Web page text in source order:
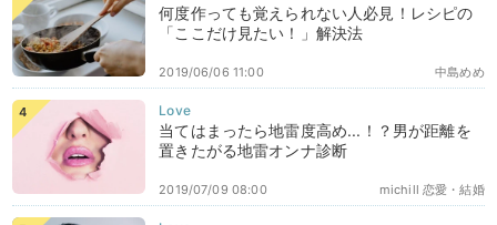
何度作っても覚えられない人必見！レシピの
「ここだけ見たい！」解決法
中島めめ
2019/06/06 11:00
当てはまったら地雷度高め...！？男が距離を
置きたがる地雷オンナ診断
michill 恋愛・結婚
2019/07/09 08:00